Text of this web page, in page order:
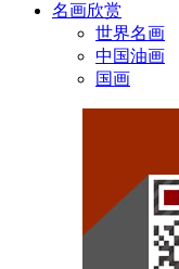
名画欣赏
世界名画
中国油画
国画